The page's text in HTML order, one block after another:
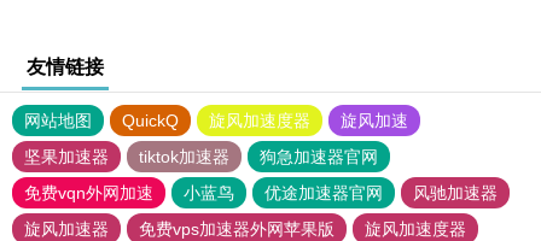
友情链接
网站地图 QuickQ 旋风加速度器
旋风加速
坚果加速器
tiktok加速器
狗急加速器官网
免费vqn外网加速
小蓝鸟 优途加速器官网
风驰加速器
旋风加速器
免费vps加速器外网苹果版
旋风加速度器